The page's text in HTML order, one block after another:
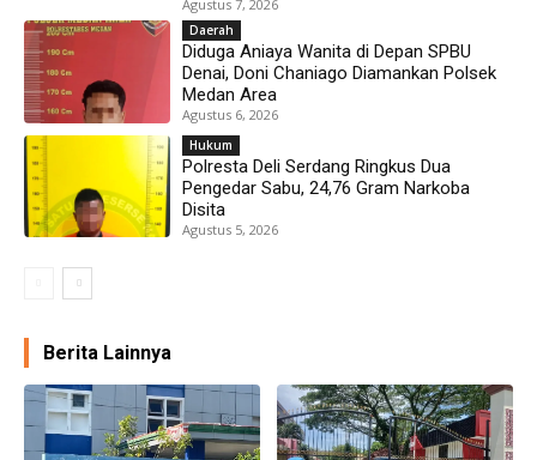
Agustus 7, 2026
Daerah
Diduga Aniaya Wanita di Depan SPBU
Denai, Doni Chaniago Diamankan Polsek
Medan Area
Agustus 6, 2026
Hukum
Polresta Deli Serdang Ringkus Dua
Pengedar Sabu, 24,76 Gram Narkoba
Disita
Agustus 5, 2026
Berita Lainnya